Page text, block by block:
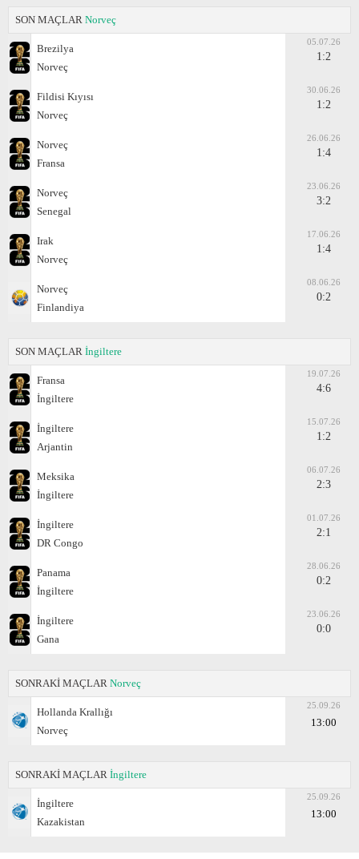
SON MAÇLAR Norveç
Brezilya
Norveç
05.07.26
1:2
Fildisi Kıyısı
Norveç
30.06.26
1:2
Norveç
Fransa
26.06.26
1:4
Norveç
Senegal
23.06.26
3:2
Irak
Norveç
17.06.26
1:4
Norveç
Finlandiya
08.06.26
0:2
SON MAÇLAR İngiltere
Fransa
İngiltere
19.07.26
4:6
İngiltere
Arjantin
15.07.26
1:2
Meksika
İngiltere
06.07.26
2:3
İngiltere
DR Congo
01.07.26
2:1
Panama
İngiltere
28.06.26
0:2
İngiltere
Gana
23.06.26
0:0
SONRAKİ MAÇLAR Norveç
Hollanda Krallığı
Norveç
25.09.26
13:00
SONRAKİ MAÇLAR İngiltere
İngiltere
Kazakistan
25.09.26
13:00